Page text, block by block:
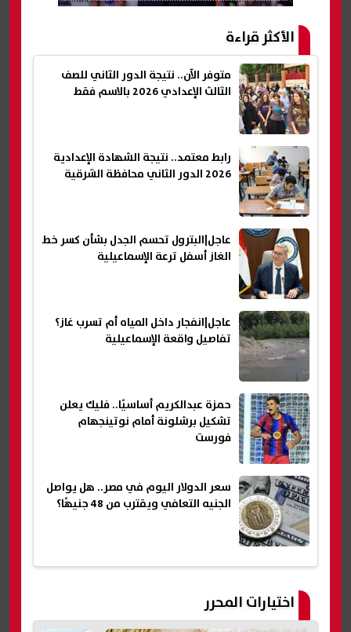
الأكثر قراءة
متوفر الآن.. نتيجة الدور الثاني للصف
الثالث الإعدادي 2026 بالاسم فقط
رابط معتمد.. نتيجة الشهادة الإعدادية
2026 الدور الثاني محافظة الشرقية
عاجل|البترول تحسم الجدل بشأن كسر خط
الغاز أسفل ترعة الإسماعيلية
عاجل|انفجار داخل المياه أم تسرب غاز؟
تفاصيل واقعة الإسماعيلية
حمزة عبدالكريم أساسيًا.. فليك يعلن
تشكيل برشلونة أمام نوتينجهام
فورست
سعر الدولار اليوم في مصر.. هل يواصل
الجنيه التعافي ويقترب من 48 جنيهًا؟
اختيارات المحرر